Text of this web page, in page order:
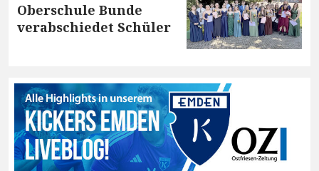
Oberschule Bunde
verabschiedet Schüler